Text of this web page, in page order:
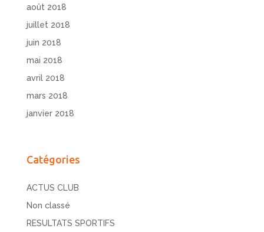
août 2018
juillet 2018
juin 2018
mai 2018
avril 2018
mars 2018
janvier 2018
Catégories
ACTUS CLUB
Non classé
RESULTATS SPORTIFS